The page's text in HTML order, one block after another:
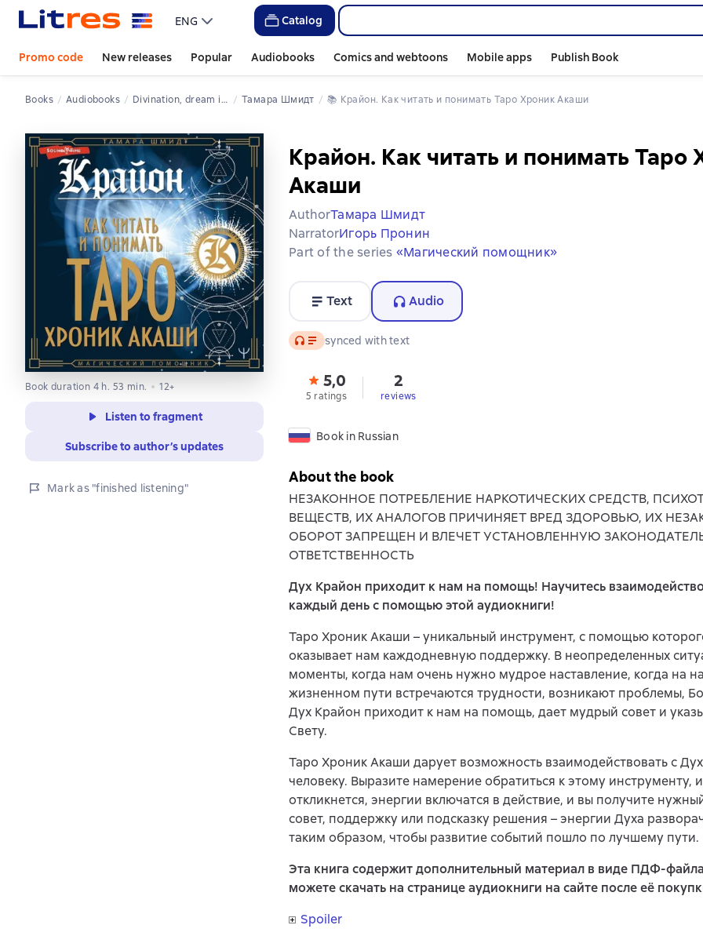
ENG Catalog
Promo code New releases Popular Audiobooks Comics and webtoons Mobile apps Publish Book
Books Audiobooks Divination, dream interpretation Тамара Шмидт 📚 Крайон. Как читать и понимать Таро Хроник Акаши
Book duration 4 h. 53 min. 12+
Listen to fragment
Subscribe to author’s updates
Mark as "finished listening"
Крайон. Как читать и понимать Таро
Акаши
AuthorТамара Шмидт
NarratorИгорь Пронин
Part of the series «Магический помощник»
Text Audio
Audio synced with text
5,0
5 ratings
2
reviews
Book in Russian
About the book
НЕЗАКОННОЕ ПОТРЕБЛЕНИЕ НАРКОТИЧЕСКИХ СРЕДСТВ,
ВЕЩЕСТВ, ИХ АНАЛОГОВ ПРИЧИНЯЕТ ВРЕД ЗДОРОВЬЮ, ИХ
ОБОРОТ ЗАПРЕЩЕН И ВЛЕЧЕТ УСТАНОВЛЕННУЮ
ОТВЕТСТВЕННОСТЬ
Дух Крайон приходит к нам на помощь! Научитесь
каждый день с помощью этой аудиокниги!
Таро Хроник Акаши – уникальный инструмент, с помощью
оказывает нам каждодневную поддержку. В неопределенных
моменты, когда нам очень нужно мудрое наставление, когда на
жизненном пути встречаются трудности, возникают проблемы,
Дух Крайон приходит к нам на помощь, дает мудрый совет и
Свету.
Таро Хроник Акаши дарует возможность взаимодействовать с
человеку. Выразите намерение обратиться к этому инструменту,
откликнется, энергии включатся в действие, и вы получите
совет, поддержку или подсказку решения – энергии Духа
таким образом, чтобы развитие событий пошло по лучшему пути.
Эта книга содержит дополнительный материал в виде ПДФ-
можете скачать на странице аудиокниги на сайте после её
Spoiler